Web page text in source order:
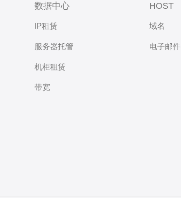
数据中心
IP租赁
服务器托管
机柜租赁
带宽
HOST
域名
电子邮件